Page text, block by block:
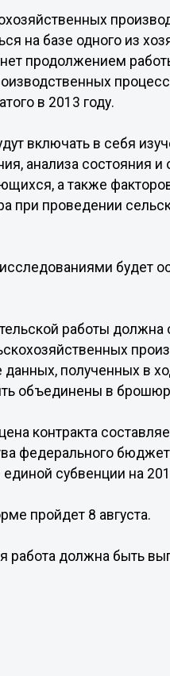
на базе одного из
продолжением
в 2013 году.
включать в себя
анализа состояния
а также
при проведении
будет
работы должна
полученных в
объединены в
контракта
федерального
субвенции на
пройдет 8 августа.
работа должна быть